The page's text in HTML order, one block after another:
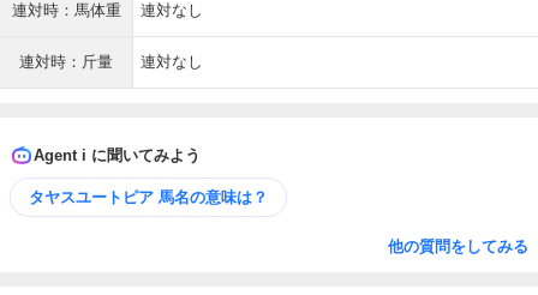
連対時：馬体重 連対なし
連対時：斤量 連対なし
Agent i に聞いてみよう
タヤスユートピア 馬名の意味は？
他の質問をしてみる